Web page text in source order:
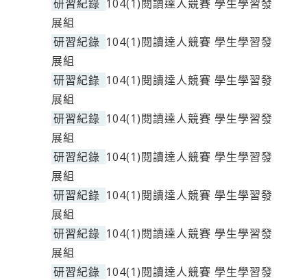
研習紀錄 104(1)閱讀達人競賽 學生學習發
展組
研習紀錄 104(1)閱讀達人競賽 學生學習發
展組
研習紀錄 104(1)閱讀達人競賽 學生學習發
展組
研習紀錄 104(1)閱讀達人競賽 學生學習發
展組
研習紀錄 104(1)閱讀達人競賽 學生學習發
展組
研習紀錄 104(1)閱讀達人競賽 學生學習發
展組
研習紀錄 104(1)閱讀達人競賽 學生學習發
展組
研習紀錄 104(1)閱讀達人競賽 學生學習發